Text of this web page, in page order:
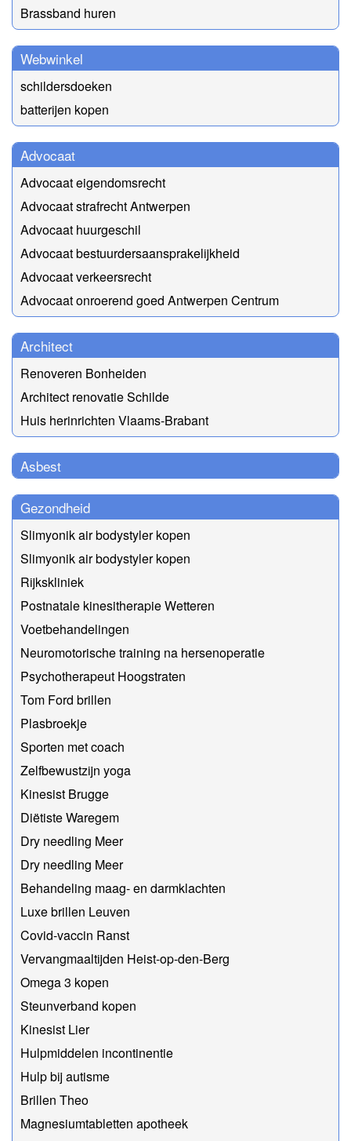
Brassband huren
Webwinkel
schildersdoeken
batterijen kopen
Advocaat
Advocaat eigendomsrecht
Advocaat strafrecht Antwerpen
Advocaat huurgeschil
Advocaat bestuurdersaansprakelijkheid
Advocaat verkeersrecht
Advocaat onroerend goed Antwerpen Centrum
Architect
Renoveren Bonheiden
Architect renovatie Schilde
Huis herinrichten Vlaams-Brabant
Asbest
Gezondheid
Slimyonik air bodystyler kopen
Slimyonik air bodystyler kopen
Rijkskliniek
Postnatale kinesitherapie Wetteren
Voetbehandelingen
Neuromotorische training na hersenoperatie
Psychotherapeut Hoogstraten
Tom Ford brillen
Plasbroekje
Sporten met coach
Zelfbewustzijn yoga
Kinesist Brugge
Diëtiste Waregem
Dry needling Meer
Dry needling Meer
Behandeling maag- en darmklachten
Luxe brillen Leuven
Covid-vaccin Ranst
Vervangmaaltijden Heist-op-den-Berg
Omega 3 kopen
Steunverband kopen
Kinesist Lier
Hulpmiddelen incontinentie
Hulp bij autisme
Brillen Theo
Magnesiumtabletten apotheek